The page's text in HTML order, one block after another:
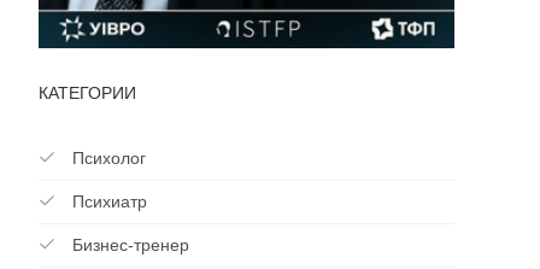
КАТЕГОРИИ
Психолог
Психиатр
Бизнес-тренер